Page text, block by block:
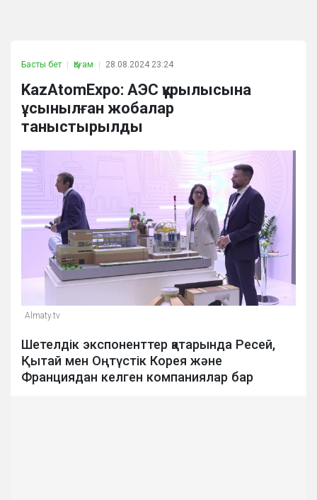
Басты бет Қоғам 28.08.2024 23:24
KazAtomExpo: АЭС құрылысына
ұсынылған жобалар
таныстырылды
Almaty.tv
Шетелдік экспоненттер қатарында Ресей,
Қытай мен Оңтүстік Корея және
Франциядан келген компаниялар бар